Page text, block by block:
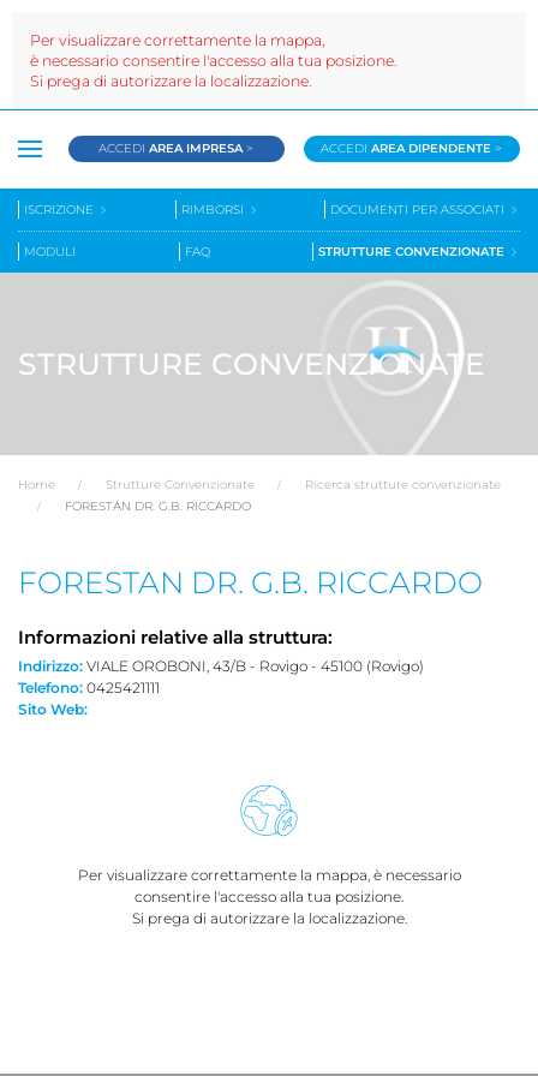
ACCEDIAREA IMPRESA > ACCEDIAREA DIPENDENTE >
ISCRIZIONE RIMBORSI DOCUMENTI PER ASSOCIATI
MODULI FAQ STRUTTURE CONVENZIONATE
STRUTTURE CONVENZIONATE
Home Strutture Convenzionate
Ricerca strutture convenzionate
FORESTAN DR. G.B. RICCARDO
FORESTAN DR. G.B. RICCARDO
Informazioni relative alla struttura:
Indirizzo: VIALE OROBONI, 43/B - Rovigo - 45100 (Rovigo)
Telefono: 0425421111
Sito Web:
Per visualizzare correttamente la mappa, è necessario
consentire l'accesso alla tua posizione.
Si prega di autorizzare la localizzazione.
Per visualizzare correttamente la mappa,
è necessario consentire l'accesso alla tua posizione.
Si prega di autorizzare la localizzazione.